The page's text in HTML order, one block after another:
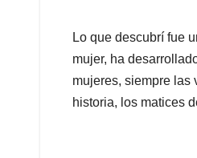
Lo que descubrí fue
mujer, ha
mujeres, siempre las
historia, los matices